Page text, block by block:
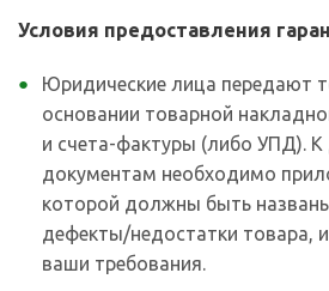
Условия предоставления
Юридические лица передают
основании товарной
и счета-фактуры (либо УПД).
документам необходимо
которой должны быть
дефекты/недостатки товара,
ваши требования.